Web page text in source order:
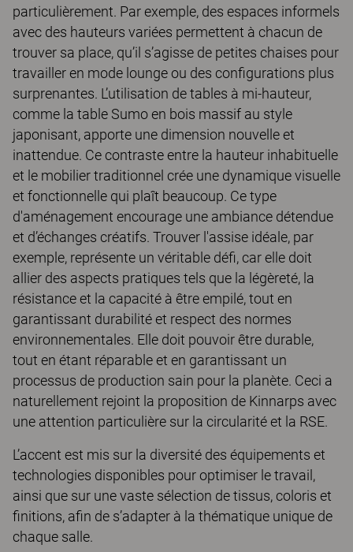
particulièrement. Par exemple, des espaces informels
avec des hauteurs variées permettent à chacun de
trouver sa place, qu’il s’agisse de petites chaises pour
travailler en mode lounge ou des configurations plus
surprenantes. L’utilisation de tables à mi-hauteur,
comme la table Sumo en bois massif au style
japonisant, apporte une dimension nouvelle et
inattendue. Ce contraste entre la hauteur inhabituelle
et le mobilier traditionnel crée une dynamique visuelle
et fonctionnelle qui plaît beaucoup. Ce type
d'aménagement encourage une ambiance détendue
et d’échanges créatifs. Trouver l'assise idéale, par
exemple, représente un véritable défi, car elle doit
allier des aspects pratiques tels que la légèreté, la
résistance et la capacité à être empilé, tout en
garantissant durabilité et respect des normes
environnementales. Elle doit pouvoir être durable,
tout en étant réparable et en garantissant un
processus de production sain pour la planète. Ceci a
naturellement rejoint la proposition de Kinnarps avec
une attention particulière sur la circularité et la RSE.
L’accent est mis sur la diversité des équipements et
technologies disponibles pour optimiser le travail,
ainsi que sur une vaste sélection de tissus, coloris et
finitions, afin de s’adapter à la thématique unique de
chaque salle.